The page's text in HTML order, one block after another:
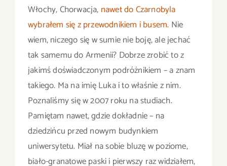
Włochy, Chorwacja, nawet do Czarnobyla
wybrałem się z przewodnikiem i busem. Nie
wiem, niczego się w sumie nie boję, ale jechać
tak samemu do Armenii? Dobrze zrobić to z
jakimś doświadczonym podróżnikiem – a znam
takiego. Ma na imię Luka i to właśnie z nim.
Poznaliśmy się w 2007 roku na studiach.
Pamiętam nawet, gdzie dokładnie – na
dziedzińcu przed nowym budynkiem
uniwersytetu. Miał na sobie bluzę w poziome,
biało-granatowe paski i pierwszy raz widziałem,